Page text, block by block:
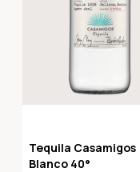
Tequila Casamigos
Blanco 40°